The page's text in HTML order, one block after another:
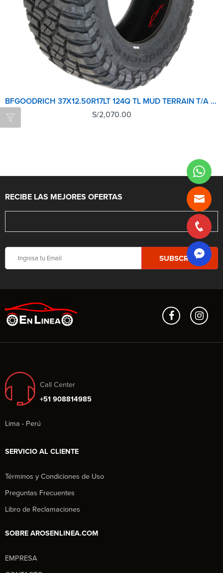
BFGOODRICH 37X12.50R17LT 124Q TL MUD TERRAIN T/A KM3 LRD GO
S/2,070.00
RECIBE LAS MEJORES OFERTAS
Call Center
+51 908814985
Lima - Perú
SERVICIO AL CLIENTE
Términos y Condiciones de Uso
Preguntas Frecuentes
Libro de Reclamaciones
SOBRE AROSENLINEA.COM
EMPRESA